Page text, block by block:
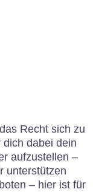
Recht sich zu
dabei dein
aufzustellen –
unterstützen
– hier ist für